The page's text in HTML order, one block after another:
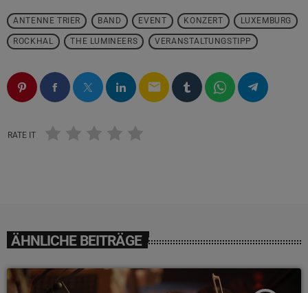
ANTENNE TRIER BAND EVENT KONZERT LUXEMBURG
ROCKHAL THE LUMINEERS VERANSTALTUNGSTIPP
email
RATE IT
ÄHNLICHE BEITRÄGE